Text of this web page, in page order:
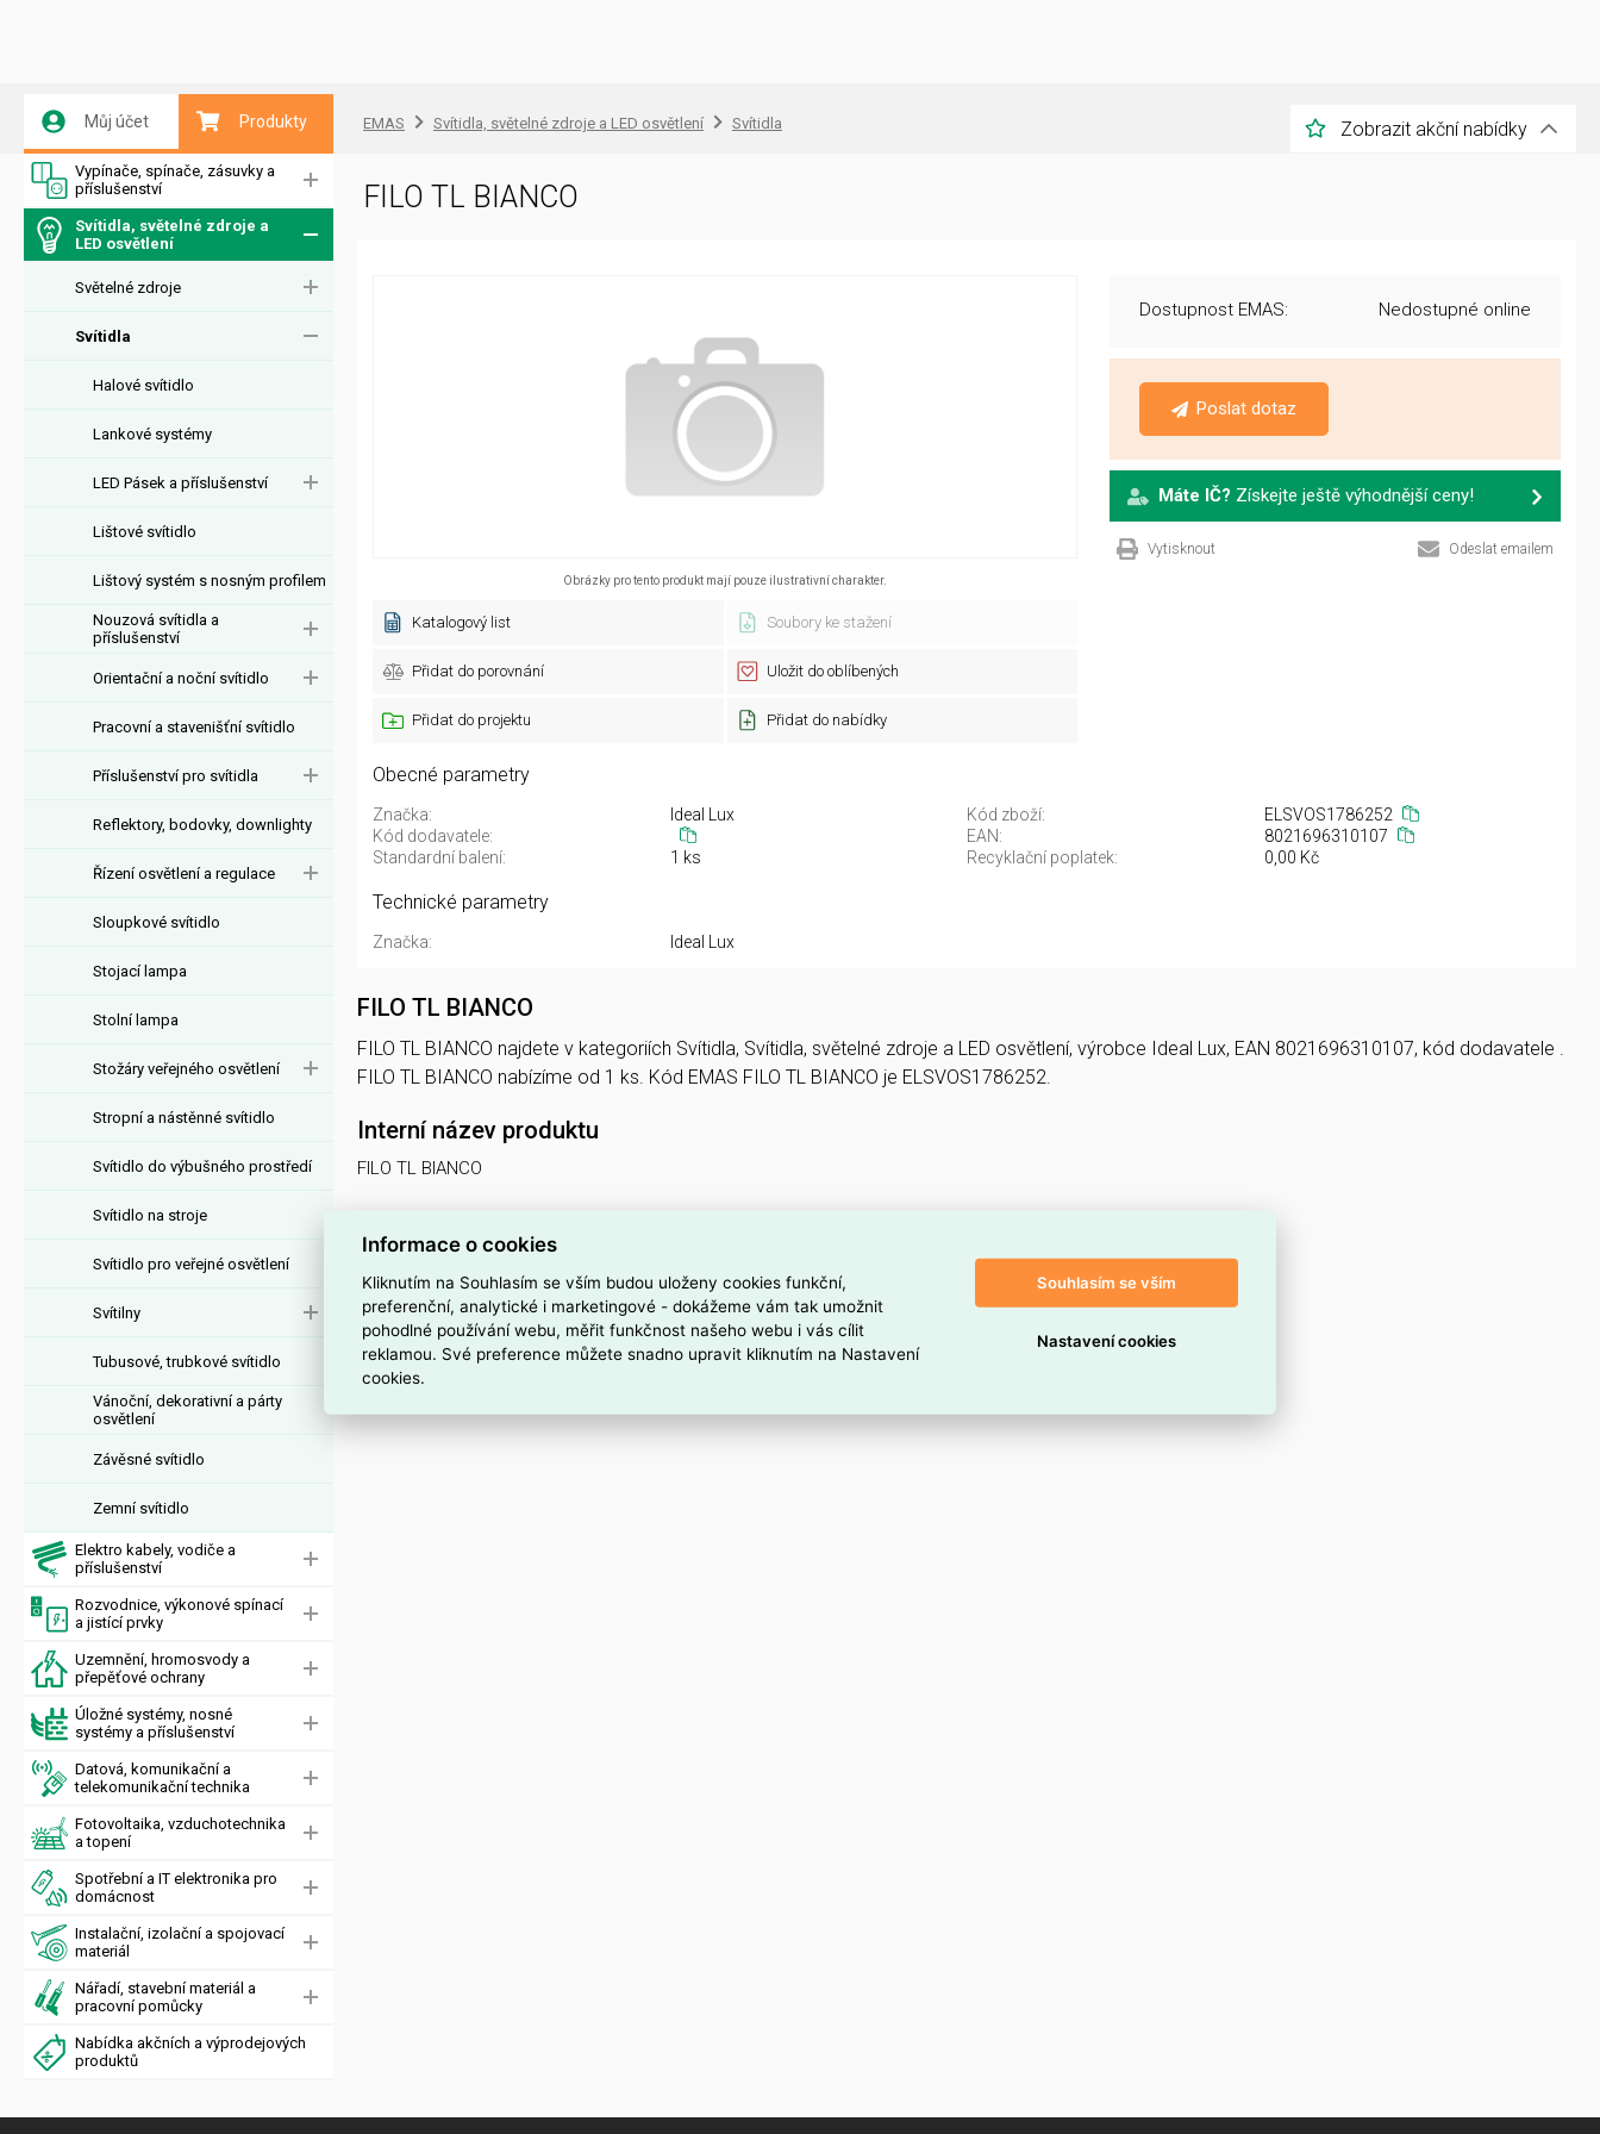
Můj účet Produkty
Vypínače, spínače, zásuvky a
příslušenství
Svítidla, světelné zdroje a
LED osvětlení
Světelné zdroje
Svítidla
Halové svítidlo
Lankové systémy
LED Pásek a příslušenství
Lištové svítidlo
Lištový systém s nosným profilem
Nouzová svítidla a
příslušenství
Orientační a noční svítidlo
Pracovní a stavenišťní svítidlo
Příslušenství pro svítidla
Reflektory, bodovky, downlighty
Řízení osvětlení a regulace
Sloupkové svítidlo
Stojací lampa
Stolní lampa
Stožáry veřejného osvětlení
Stropní a nástěnné svítidlo
Svítidlo do výbušného prostředí
Svítidlo na stroje
Svítidlo pro veřejné osvětlení
Svítilny
Tubusové, trubkové svítidlo
Vánoční, dekorativní a párty
osvětlení
Závěsné svítidlo
Zemní svítidlo
Elektro kabely, vodiče a
příslušenství
Rozvodnice, výkonové spínací
a jistící prvky
Uzemnění, hromosvody a
přepěťové ochrany
Úložné systémy, nosné
systémy a příslušenství
Datová, komunikační a
telekomunikační technika
Fotovoltaika, vzduchotechnika
a topení
Spotřební a IT elektronika pro
domácnost
Instalační, izolační a spojovací
materiál
Nářadí, stavební materiál a
pracovní pomůcky
Nabídka akčních a výprodejových
produktů
EMAS Svítidla, světelné zdroje a LED osvětlení Svítidla Zobrazit akční nabídky
FILO TL BIANCO
Obrázky pro tento produkt mají pouze ilustrativní charakter.
Katalogový list Soubory ke stažení
Přidat do porovnání Uložit do oblíbených
Přidat do projektu Přidat do nabídky
Dostupnost EMAS: Nedostupné online
Poslat dotaz
Máte IČ? Získejte ještě výhodnější ceny!
Vytisknout Odeslat emailem
Obecné parametry
Značka: Ideal Lux Kód zboží:
ELSVOS1786252
Kód dodavatele:
EAN:
8021696310107
Standardní balení:
1 ks Recyklační poplatek: 0,00 Kč
Technické parametry
Značka: Ideal Lux
FILO TL BIANCO
FILO TL BIANCO najdete v kategoriích Svítidla, Svítidla, světelné zdroje a LED osvětlení, výrobce Ideal Lux, EAN 8021696310107, kód dodavatele .
FILO TL BIANCO nabízíme od 1 ks. Kód EMAS FILO TL BIANCO je ELSVOS1786252.
Interní název produktu
FILO TL BIANCO
Informace o cookies
Kliknutím na Souhlasím se vším budou uloženy cookies funkční,
preferenční, analytické i marketingové - dokážeme vám tak umožnit
pohodlné používání webu, měřit funkčnost našeho webu i vás cílit
reklamou. Své preference můžete snadno upravit kliknutím na Nastavení
cookies.
Souhlasím se vším
Nastavení cookies